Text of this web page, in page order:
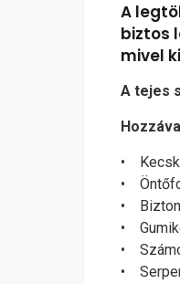
A
biztos
mivel
A tejes
•
•
•
•
•
•